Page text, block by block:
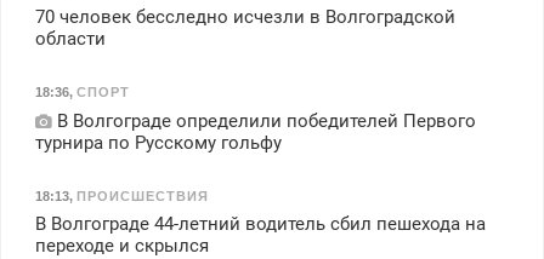
70 человек бесследно исчезли в Волгоградской
области
18:36, СПОРТ
В Волгограде определили победителей Первого
турнира по Русскому гольфу
18:13, ПРОИСШЕСТВИЯ
В Волгограде 44-летний водитель сбил пешехода на
переходе и скрылся